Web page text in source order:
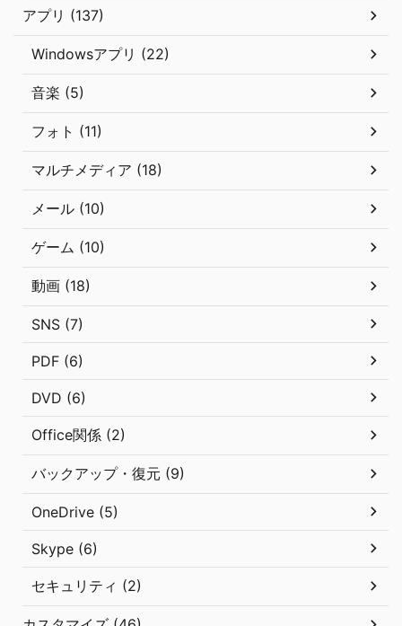
アプリ (137)
Windowsアプリ (22)
音楽 (5)
フォト (11)
マルチメディア (18)
メール (10)
ゲーム (10)
動画 (18)
SNS (7)
PDF (6)
DVD (6)
Office関係 (2)
バックアップ・復元 (9)
OneDrive (5)
Skype (6)
セキュリティ (2)